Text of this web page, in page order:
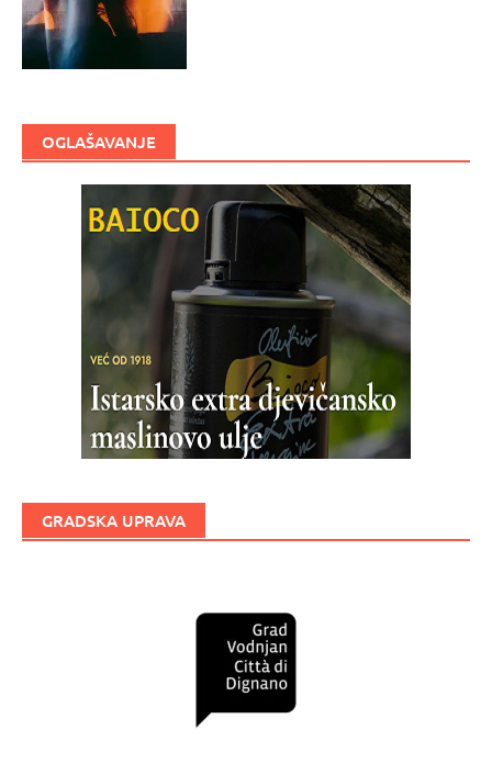
OGLAŠAVANJE
GRADSKA UPRAVA